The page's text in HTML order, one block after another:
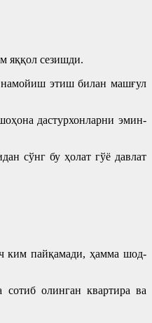
яққол сезишди.
намойиш этиш билан машғул
дастурхонларни эмин-
сўнг бу ҳолат гўё давлат
ким пайқамади, ҳамма шод-
олинган квартира ва